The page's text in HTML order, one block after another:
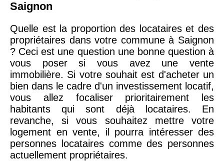
Saignon
Quelle est la proportion des locataires et des
propriétaires dans votre commune à Saignon
? Ceci est une question une bonne question à
vous poser si vous avez une vente
immobilière. Si votre souhait est d'acheter un
bien dans le cadre d'un investissement locatif,
vous allez focaliser prioritairement les
habitants qui sont déjà locataires. En
revanche, si vous souhaitez mettre votre
logement en vente, il pourra intéresser des
personnes locataires comme des personnes
actuellement propriétaires.